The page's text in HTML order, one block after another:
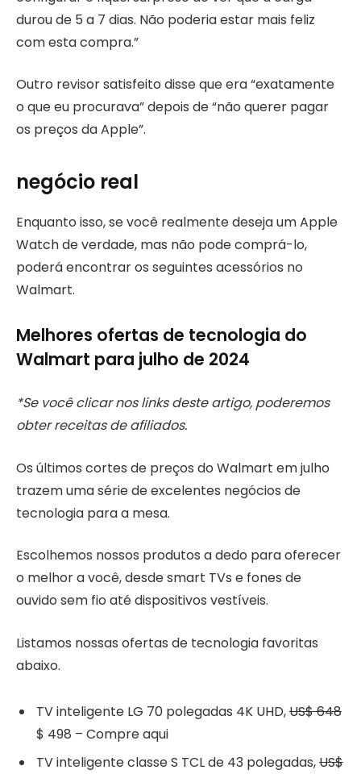
durou de 5 a 7 dias. Não poderia estar mais feliz
com esta compra.”
Outro revisor satisfeito disse que era “exatamente
o que eu procurava” depois de “não querer pagar
os preços da Apple”.
negócio real
Enquanto isso, se você realmente deseja um Apple
Watch de verdade, mas não pode comprá-lo,
poderá encontrar os seguintes acessórios no
Walmart.
Melhores ofertas de tecnologia do
Walmart para julho de 2024
*Se você clicar nos links deste artigo, poderemos
obter receitas de afiliados.
Os últimos cortes de preços do Walmart em julho
trazem uma série de excelentes negócios de
tecnologia para a mesa.
Escolhemos nossos produtos a dedo para oferecer
o melhor a você, desde smart TVs e fones de
ouvido sem fio até dispositivos vestíveis.
Listamos nossas ofertas de tecnologia favoritas
abaixo.
TV inteligente LG 70 polegadas 4K UHD,US$ 648
$ 498 – Compre aqui
TV inteligente classe S TCL de 43 polegadas,US$